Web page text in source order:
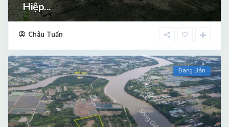
Hiệp...
Châu Tuấn
Đang Bán